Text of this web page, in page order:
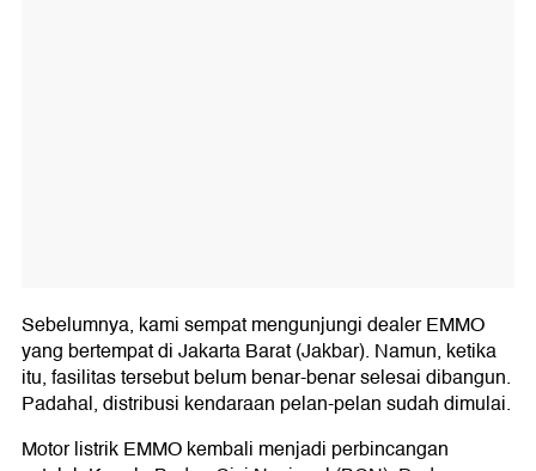
Sebelumnya, kami sempat mengunjungi dealer EMMO
yang bertempat di Jakarta Barat (Jakbar). Namun, ketika
itu, fasilitas tersebut belum benar-benar selesai dibangun.
Padahal, distribusi kendaraan pelan-pelan sudah dimulai.
Motor listrik EMMO kembali menjadi perbincangan